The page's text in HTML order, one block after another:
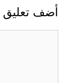
أضف تعليق